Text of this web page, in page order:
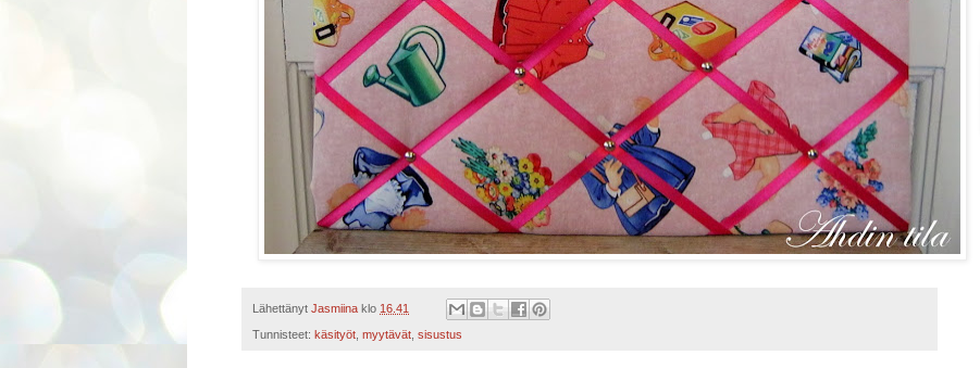
Lähettänyt Jasmiina klo 16.41
Tunnisteet: käsityöt, myytävät, sisustus